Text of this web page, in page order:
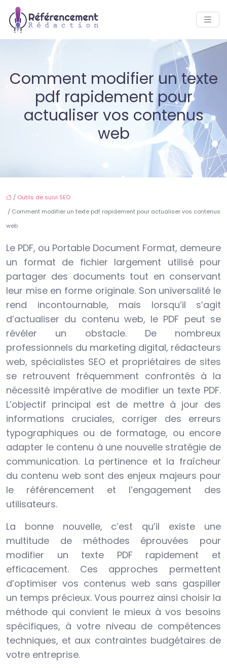
Comment modifier un texte
pdf rapidement pour
actualiser vos contenus
web
/ Outils de suivi SEO
/ Comment modifier un texte pdf rapidement pour actualiser vos contenus
web
Le PDF, ou Portable Document Format, demeure
un format de fichier largement utilisé pour
partager des documents tout en conservant
leur mise en forme originale. Son universalité le
rend incontournable, mais lorsqu’il s’agit
d’actualiser du contenu web, le PDF peut se
révéler un obstacle. De nombreux
professionnels du marketing digital, rédacteurs
web, spécialistes SEO et propriétaires de sites
se retrouvent fréquemment confrontés à la
nécessité impérative de modifier un texte PDF.
L’objectif principal est de mettre à jour des
informations cruciales, corriger des erreurs
typographiques ou de formatage, ou encore
adapter le contenu à une nouvelle stratégie de
communication. La pertinence et la fraîcheur
du contenu web sont des enjeux majeurs pour
le référencement et l’engagement des
utilisateurs.
La bonne nouvelle, c’est qu’il existe une
multitude de méthodes éprouvées pour
modifier un texte PDF rapidement et
efficacement. Ces approches permettent
d’optimiser vos contenus web sans gaspiller
un temps précieux. Vous pourrez ainsi choisir la
méthode qui convient le mieux à vos besoins
spécifiques, à votre niveau de compétences
techniques, et aux contraintes budgétaires de
votre entreprise.